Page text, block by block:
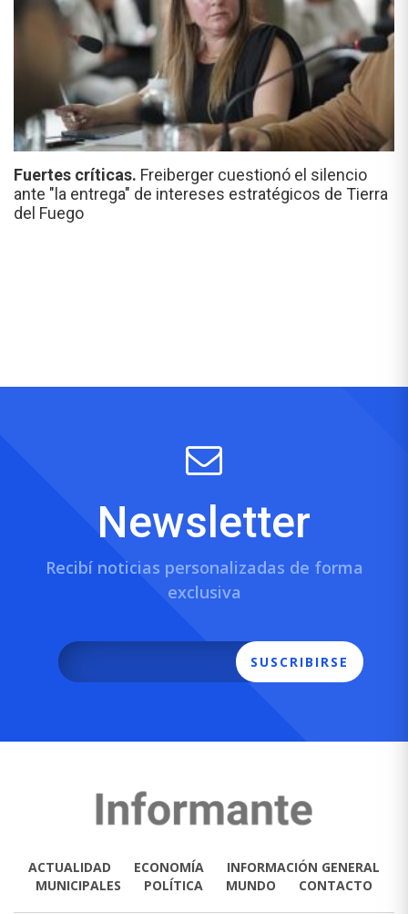
Fuertes críticas. Freiberger cuestionó el silencio
ante "la entrega" de intereses estratégicos de Tierra
del Fuego
Newsletter
Recibí noticias personalizadas de forma
exclusiva
SUSCRIBIRSE
ACTUALIDAD ECONOMÍA
INFORMACIÓN GENERAL
MUNICIPALES
POLÍTICA MUNDO CONTACTO